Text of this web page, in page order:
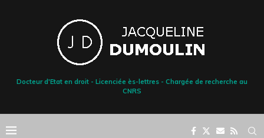
Docteur d'Etat en droit - Licenciée ès-lettres - Chargée de recherche au
CNRS